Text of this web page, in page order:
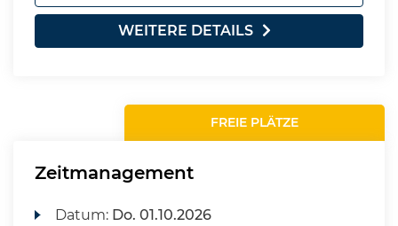
WEITERE DETAILS
FREIE PLÄTZE
Zeitmanagement
Datum: Do. 01.10.2026